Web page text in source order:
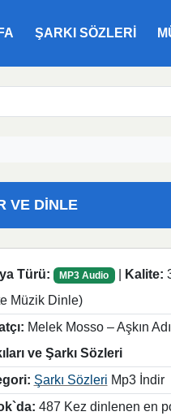
ŞARKI SÖZLERI
VE DINLE
Türü: MP3 Audio Kalite:
Müzik Dinle)
Melek Mosso – Aşkın Adı
ve Şarkı Sözleri
Şarkı Sözleri Mp3 İndir
487 Kez dinlenen en